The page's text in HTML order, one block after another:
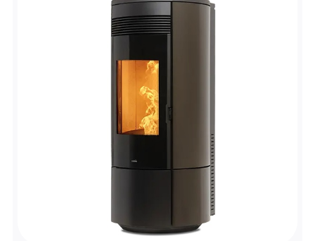
Son brasier autonettoyant, son
motoréducteur brushless et sa convection
naturelle participent à un fonctionnement
confortable. Le modèle est étanche, avec
ventilation frontale désactivable, et existe en
plusieurs coloris : blanc, noir, bordeaux et